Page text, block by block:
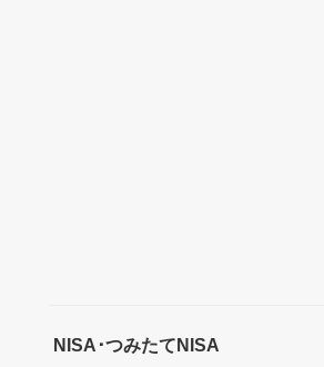
NISA･つみたてNISA